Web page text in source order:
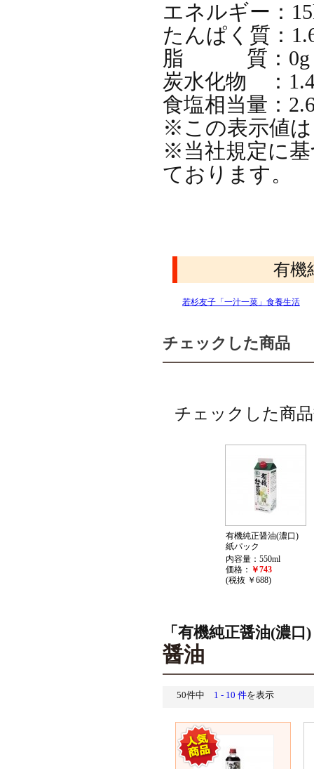
エネルギー：
たんぱく質：
脂 質：0g
炭水化物 ：
食塩相当量：
※この表示値
※当社規定に基
ております。
有機
若杉友子「一汁一菜」食養生活
チェックした商品
チェックした商
有機純正醤油(濃口)
紙パック
内容量：550ml
価格： ￥743
(税抜 ￥688)
「有機純正醤油(濃
醤油
50件中 1 - 10 件を表示